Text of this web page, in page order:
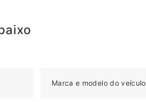
Marca e modelo do veículo